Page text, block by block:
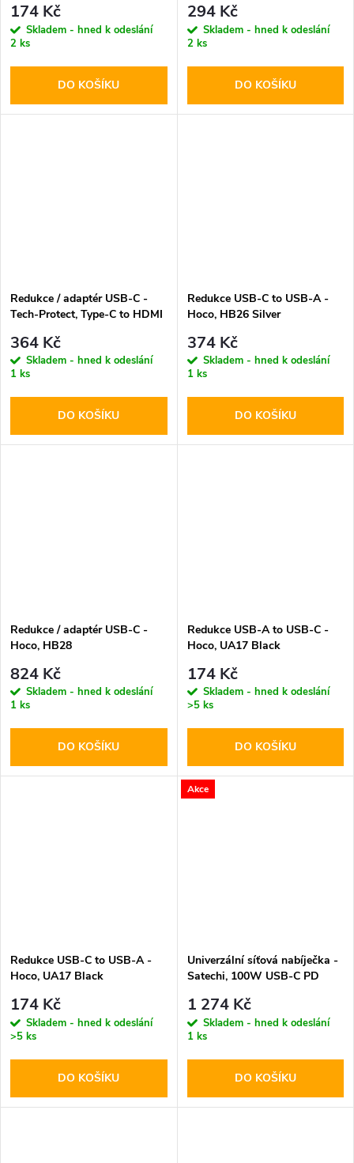
174 Kč
Skladem - hned k odeslání
2 ks
DO KOŠÍKU
294 Kč
Skladem - hned k odeslání
2 ks
DO KOŠÍKU
Redukce / adaptér USB-C -
Tech-Protect, Type-C to HDMI
364 Kč
Skladem - hned k odeslání
1 ks
DO KOŠÍKU
Redukce USB-C to USB-A -
Hoco, HB26 Silver
374 Kč
Skladem - hned k odeslání
1 ks
DO KOŠÍKU
Redukce / adaptér USB-C -
Hoco, HB28
824 Kč
Skladem - hned k odeslání
1 ks
DO KOŠÍKU
Redukce USB-A to USB-C -
Hoco, UA17 Black
174 Kč
Skladem - hned k odeslání
>5 ks
DO KOŠÍKU
Redukce USB-C to USB-A -
Hoco, UA17 Black
174 Kč
Skladem - hned k odeslání
>5 ks
DO KOŠÍKU
Akce
Univerzální síťová nabíječka -
Satechi, 100W USB-C PD
1 274 Kč
Skladem - hned k odeslání
1 ks
DO KOŠÍKU